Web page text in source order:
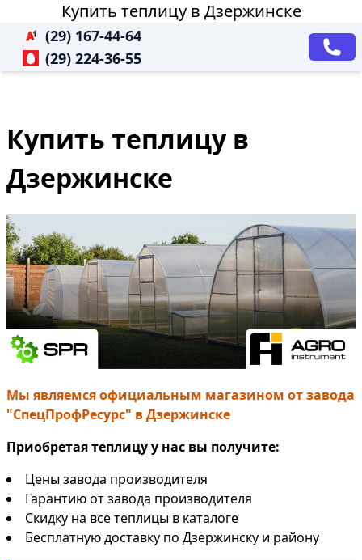
Купить теплицу в Дзержинске
(29) 167-44-64
(29) 224-36-55
Купить теплицу в
Дзержинске
Мы являемся официальным магазином от завода
"СпецПрофРесурс" в Дзержинске
Приобретая теплицу у нас вы получите:
Цены завода производителя
Гарантию от завода производителя
Скидку на все теплицы в каталоге
Бесплатную доставку по Дзержинску и району